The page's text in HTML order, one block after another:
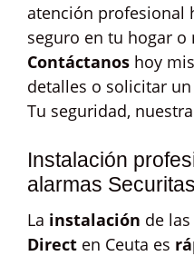
atención profesional
seguro en tu hogar o
Contáctanos hoy
detalles o solicitar un
Tu seguridad,
Instalación
alarmas
La instalación de
Direct en Ceuta es